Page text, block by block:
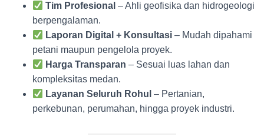
Tim Profesional – Ahli geofisika dan hidrogeologi
berpengalaman.
Laporan Digital + Konsultasi – Mudah dipahami
petani maupun pengelola proyek.
Harga Transparan – Sesuai luas lahan dan
kompleksitas medan.
Layanan Seluruh Rohul – Pertanian,
perkebunan, perumahan, hingga proyek industri.